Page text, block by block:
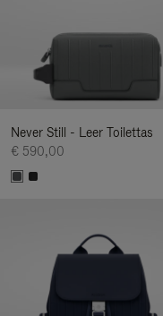
Never Still - Leer Toilettas
€ 590,00